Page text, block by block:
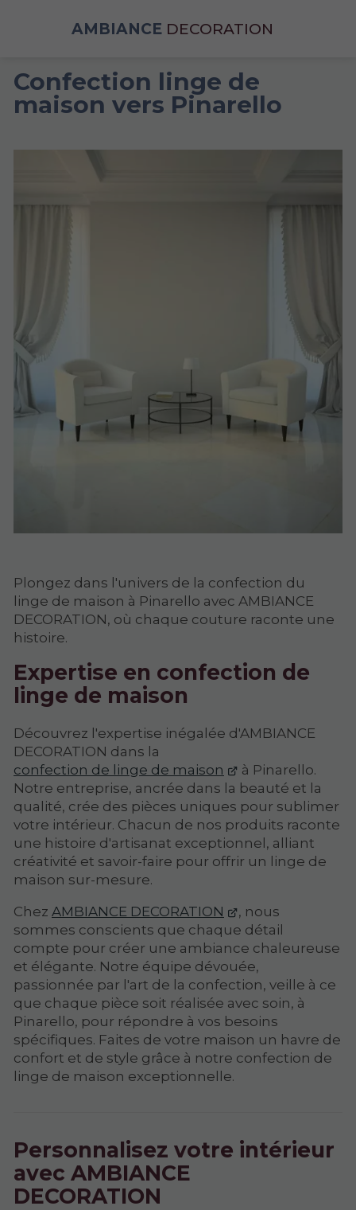
AMBIANCE DECORATION
Confection linge de
maison vers Pinarello
Plongez dans l'univers de la confection du
linge de maison à Pinarello avec AMBIANCE
DECORATION, où chaque couture raconte une
histoire.
Expertise en confection de
linge de maison
Découvrez l'expertise inégalée d'AMBIANCE
DECORATION dans la
confection de linge de maison
à Pinarello.
Notre entreprise, ancrée dans la beauté et la
qualité, crée des pièces uniques pour sublimer
votre intérieur. Chacun de nos produits raconte
une histoire d'artisanat exceptionnel, alliant
créativité et savoir-faire pour offrir un linge de
maison sur-mesure.
Chez AMBIANCE DECORATION
, nous
sommes conscients que chaque détail
compte pour créer une ambiance chaleureuse
et élégante. Notre équipe dévouée,
passionnée par l'art de la confection, veille à ce
que chaque pièce soit réalisée avec soin, à
Pinarello, pour répondre à vos besoins
spécifiques. Faites de votre maison un havre de
confort et de style grâce à notre confection de
linge de maison exceptionnelle.
Personnalisez votre intérieur
avec AMBIANCE
DECORATION